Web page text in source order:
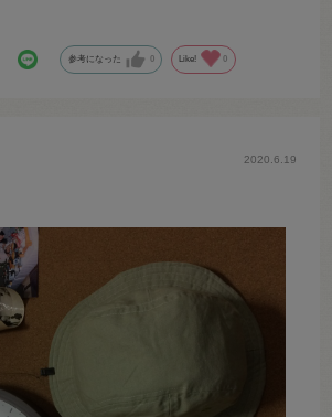
参考になった 0 Like! 0
2020.6.19